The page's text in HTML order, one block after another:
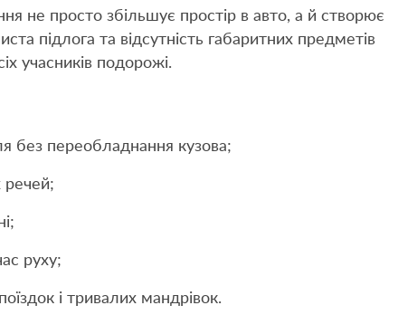
не просто збільшує простір в авто, а й створює
підлога та відсутність габаритних предметів
учасників подорожі.
без переобладнання кузова;
речей;
руху;
і тривалих мандрівок.